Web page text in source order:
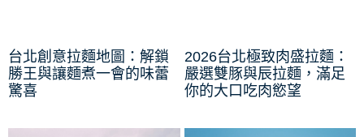
台北創意拉麵地圖：解鎖
勝王與讓麵煮一會的味蕾
驚喜
2026台北極致肉盛拉麵：
嚴選雙豚與辰拉麵，滿足
你的大口吃肉慾望